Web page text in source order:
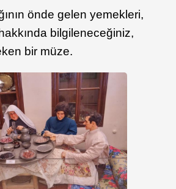
önde gelen yemekleri,
bilgileneceğiniz,
bir müze.